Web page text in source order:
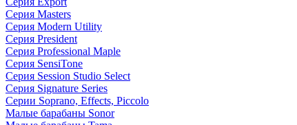
Серия Masters
Серия Modern Utility
Серия President
Серия Professional Maple
Серия SensiTone
Серия Session Studio Select
Серия Signature Series
Серии Soprano, Effects, Piccolo
Малые барабаны Sonor